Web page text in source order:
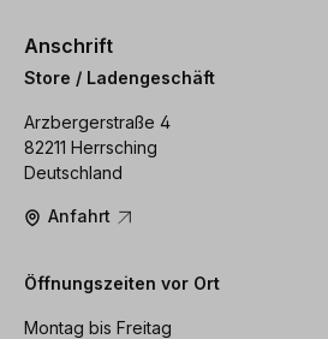
Anschrift
Store / Ladengeschäft
Arzbergerstraße 4
82211 Herrsching
Deutschland
Anfahrt
Öffnungszeiten vor Ort
Montag bis Freitag